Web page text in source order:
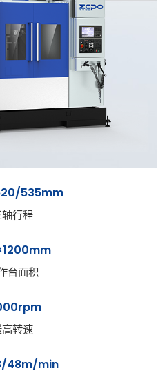
535mm
轴行程
台面积
转速
48m/min